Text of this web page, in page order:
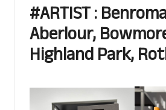
#ARTIST :
Aberlour,
Highland Park,